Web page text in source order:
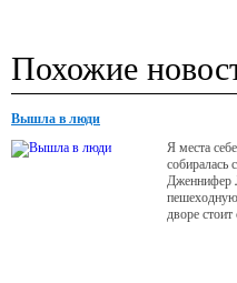
Похожие
Вышла в люди
Я места
собиралась
Дженнифер
дворе